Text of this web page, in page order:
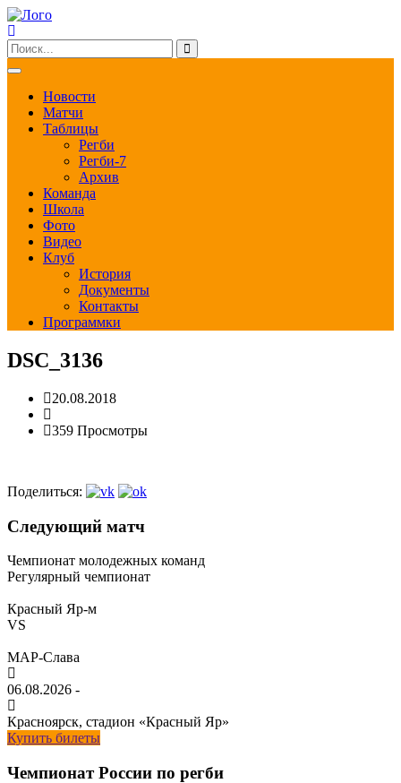
Новости
Матчи
Таблицы
Регби
Регби-7
Архив
Команда
Школа
Фото
Видео
Клуб
История
Документы
Контакты
Программки
DSC_3136
20.08.2018
359 Просмотры
Поделиться:
Следующий матч
Чемпионат молодежных команд
Регулярный чемпионат
Красный Яр-м
VS
МАР-Слава
06.08.2026 -
Красноярск, стадион «Красный Яр»
Купить билеты
Чемпионат России по регби